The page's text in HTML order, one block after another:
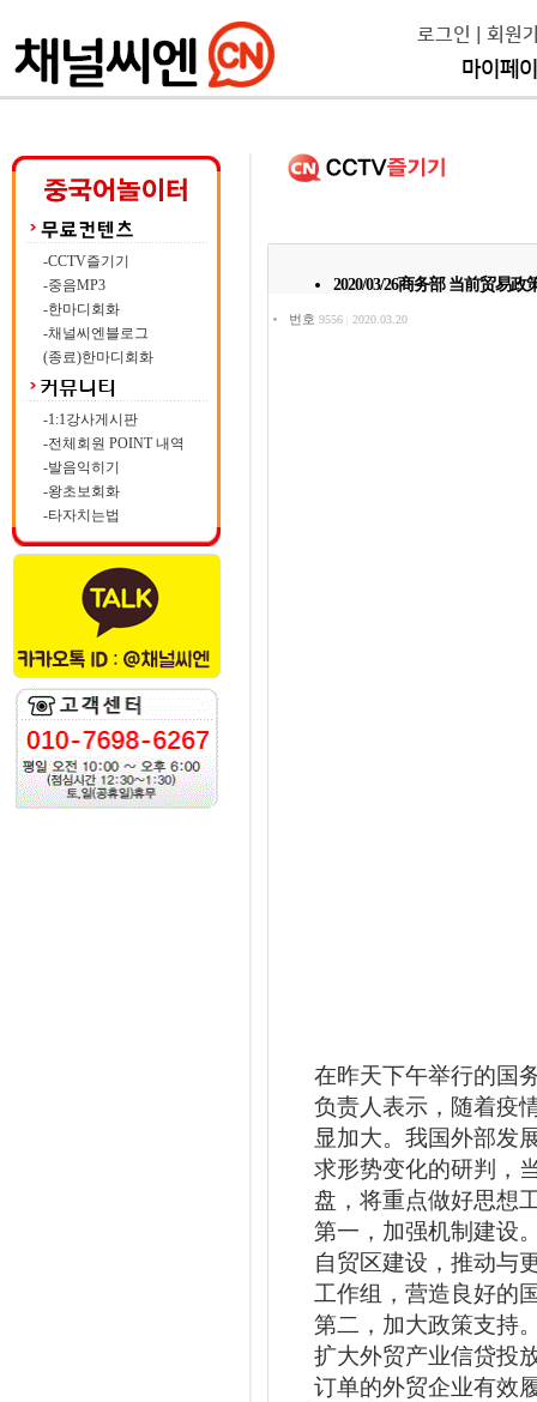
로그인 회원
마이페
-CCTV즐기기
-중음MP3
-한마디회화
-채널씨엔블로그
(종료)한마디회화
-1:1강사게시판
-전체회원 POINT 내역
-발음익히기
-왕초보회화
-타자치는법
2020/03/26商务部 当前贸易
번호 9556 2020.03.20
在昨天下午举行的国
负责人表示，随着疫
显加大。我国外部发
求形势变化的研判，
盘，将重点做好思想
第一，加强机制建设
自贸区建设，推动与
工作组，营造良好的
第二，加大政策支持
扩大外贸产业信贷投
订单的外贸企业有效